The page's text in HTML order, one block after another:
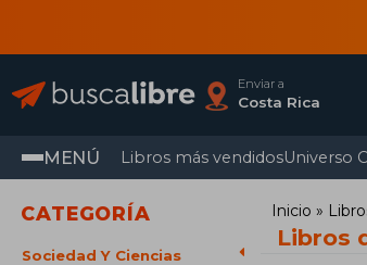
Enviar a
Costa Rica
MENÚ Libros más vendidosUniverso
CATEGORÍA
Sociedad Y Ciencias
Inicio
Libros